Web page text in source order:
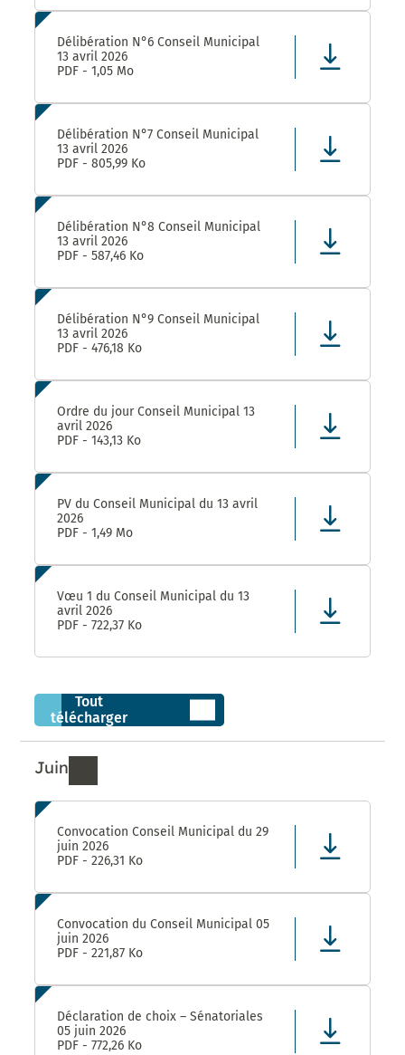
Délibération N°6 Conseil Municipal
13 avril 2026
PDF - 1,05 Mo
Délibération N°7 Conseil Municipal
13 avril 2026
PDF - 805,99 Ko
Délibération N°8 Conseil Municipal
13 avril 2026
PDF - 587,46 Ko
Délibération N°9 Conseil Municipal
13 avril 2026
PDF - 476,18 Ko
Ordre du jour Conseil Municipal 13
avril 2026
PDF - 143,13 Ko
PV du Conseil Municipal du 13 avril
2026
PDF - 1,49 Mo
Vœu 1 du Conseil Municipal du 13
avril 2026
PDF - 722,37 Ko
Tout
télécharger
Juin
Ressources de Juin 2026
Convocation Conseil Municipal du 29
juin 2026
PDF - 226,31 Ko
Convocation du Conseil Municipal 05
juin 2026
PDF - 221,87 Ko
Déclaration de choix – Sénatoriales
05 juin 2026
PDF - 772,26 Ko